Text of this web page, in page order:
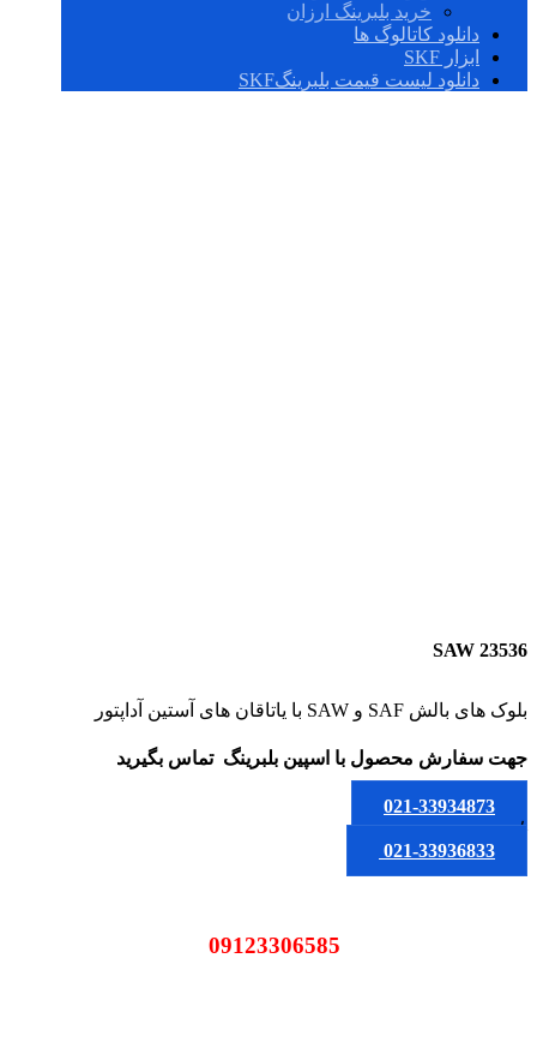
خرید بلبرینگ ارزان
دانلود کاتالوگ ها
ابزار SKF
دانلود لیست قیمت بلبرینگSKF
SAW 23536
بلوک های بالش SAF و SAW با یاتاقان های آستین آداپتور
جهت سفارش محصول با اسپین بلبرینگ تماس بگیرید
021-33934873
یا
021-33936833